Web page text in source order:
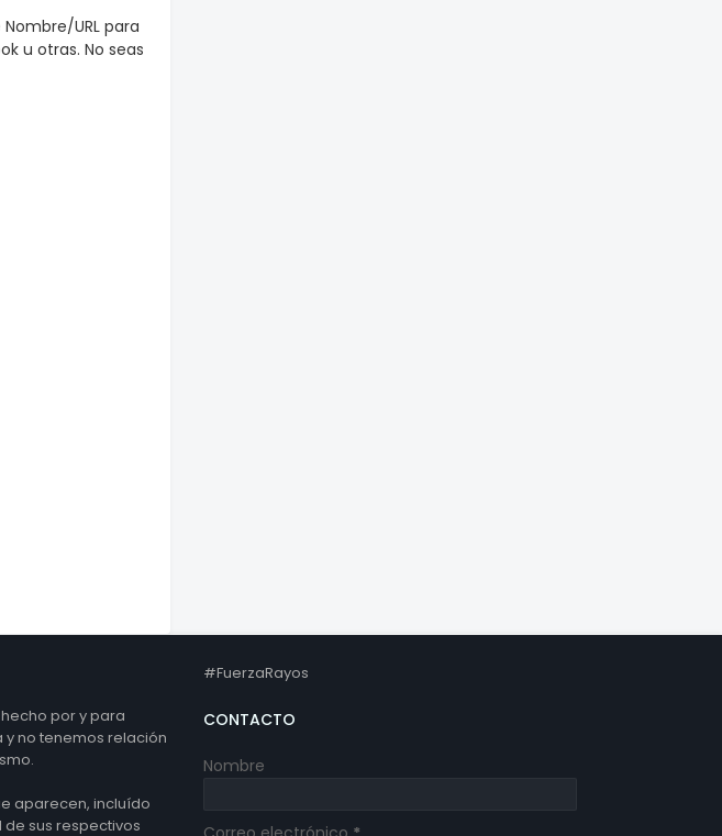
URL para
u otras. No seas
por y para
y no tenemos relación
aparecen, incluído
sus respectivos
#FuerzaRayos
CONTACTO
Nombre